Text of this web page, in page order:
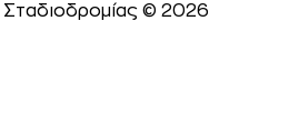
© 2026